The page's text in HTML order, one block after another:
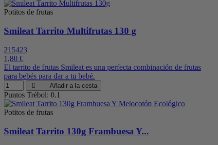
Potitos de frutas
Smileat Tarrito Multifrutas 130 g
215423
1,80 €
El tarrito de frutas Smileat es una perfecta combinación de frutas
para bebés para dar a tu bebé.
Añadir a la cesta
Puntos Trébol: 0.1
Potitos de frutas
Smileat Tarrito 130g Frambuesa Y...